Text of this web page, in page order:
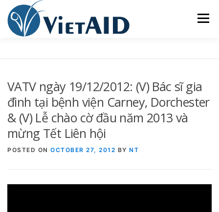
content
Menu
TRUNG TÂM CỘNG ĐỒNG SINH HOẠT
THAM GIA ENGLISH
VATV ngày 19/12/2012: (V) Bác sĩ gia
đình tại bệnh viện Carney, Dorchester
& (V) Lễ chào cờ đầu năm 2013 và
mừng Tết Liên hội
POSTED ON OCTOBER 27, 2012 BY NT